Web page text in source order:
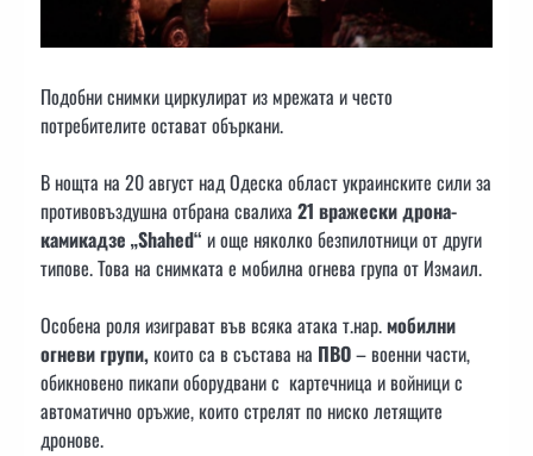
Подобни снимки циркулират из мрежата и често
потребителите остават объркани.
В нощта на 20 август над Одеска област украинските сили за
противовъздушна отбрана свалиха 21 вражески дрона-
камикадзе „Shahed“ и още няколко безпилотници от други
типове. Това на снимката е мобилна огнева група от Измаил.
Особена роля изиграват във всяка атака т.нар.мобилни
огневи групи,които са в състава на ПВО– военни части,
обикновено пикапи оборудвани с картечница и войници с
автоматично оръжие, които стрелят по ниско летящите
дронове.